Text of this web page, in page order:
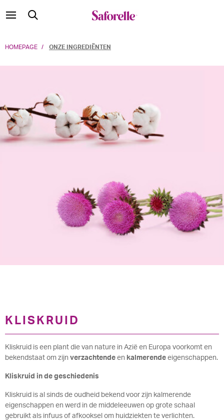
HOMEPAGE ONZE INGREDIËNTEN
KLISKRUID
Kliskruid is een plant die van nature in Azië en Europa voorkomt en
bekendstaat om zijn verzachtende en kalmerende eigenschappen.
Kliskruid in de geschiedenis
Kliskruid is al sinds de oudheid bekend voor zijn kalmerende
eigenschappen en werd in de middeleeuwen op grote schaal
gebruikt als infuus of afkooksel om huidziekten te verlichten.